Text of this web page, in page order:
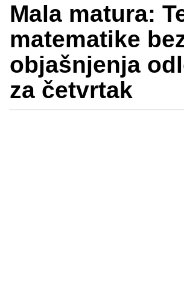
Mala matura:
matematike
objašnjenja
za četvrtak